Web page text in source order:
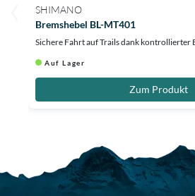
SHIMANO
Bremshebel BL-MT401
Sichere Fahrt auf Trails dank kontrollierter
Auf Lager
Zum Produkt